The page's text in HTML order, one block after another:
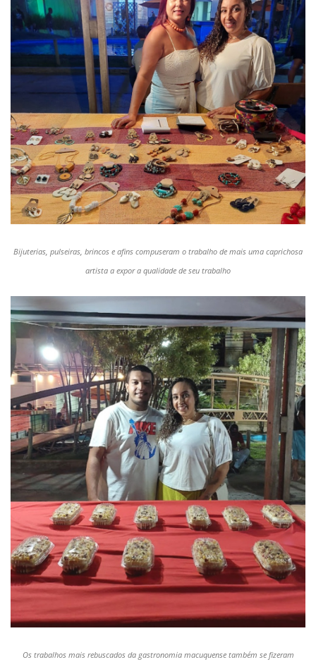
Bijuterias, pulseiras, brincos e afins compuseram o trabalho de mais uma caprichosa
artista a expor a qualidade de seu trabalho
Os trabalhos mais rebuscados da gastronomia macuquensetambém se fizeram